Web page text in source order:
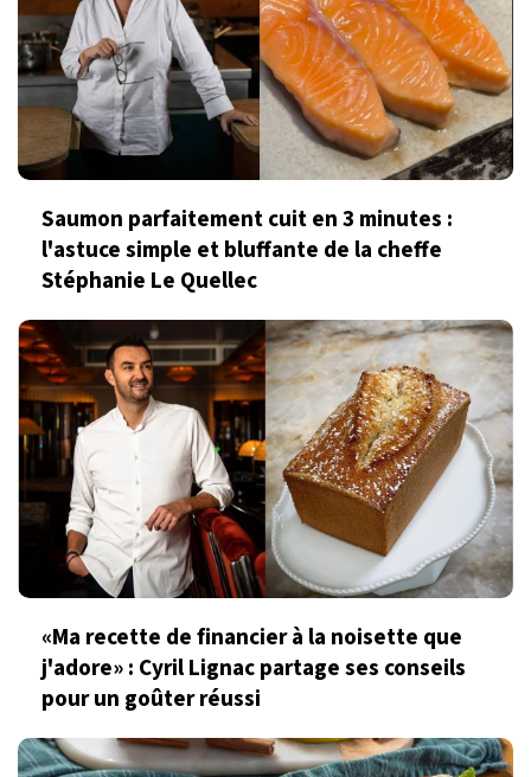
Saumon parfaitement cuit en 3 minutes :
l'astuce simple et bluffante de la cheffe
Stéphanie Le Quellec
«Ma recette de financier à la noisette que
j'adore» : Cyril Lignac partage ses conseils
pour un goûter réussi